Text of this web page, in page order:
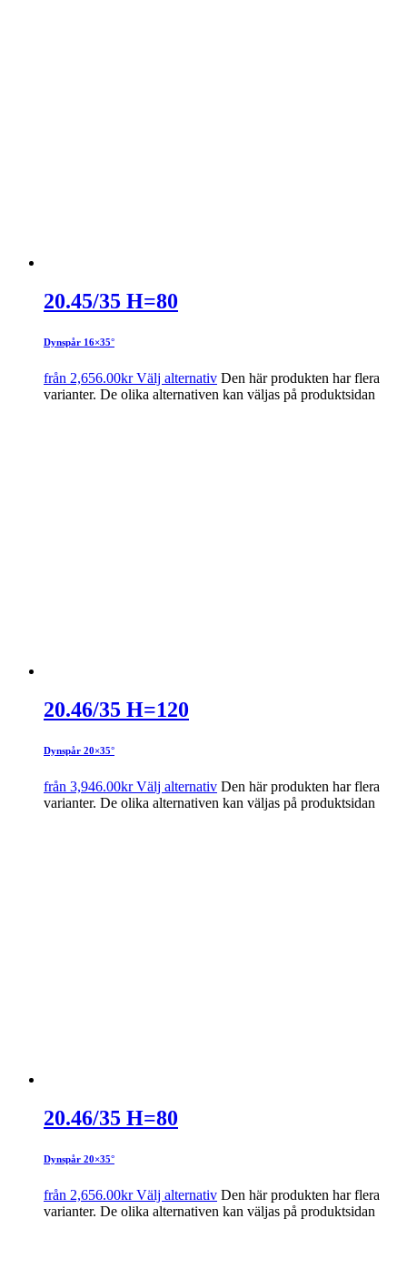
20.45/35 H=80
Dynspår 16×35°
från 2,656.00kr Välj alternativ Den här produkten har flera
varianter. De olika alternativen kan väljas på produktsidan
20.46/35 H=120
Dynspår 20×35°
från 3,946.00kr Välj alternativ Den här produkten har flera
varianter. De olika alternativen kan väljas på produktsidan
20.46/35 H=80
Dynspår 20×35°
från 2,656.00kr Välj alternativ Den här produkten har flera
varianter. De olika alternativen kan väljas på produktsidan